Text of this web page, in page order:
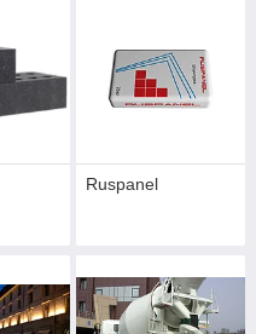
Ruspanel